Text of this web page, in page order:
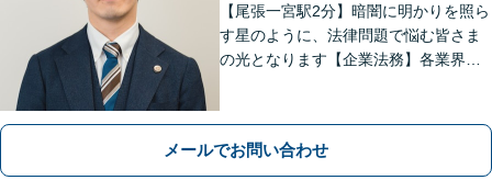
【尾張一宮駅2分】暗闇に明かりを照ら
す星のように、法律問題で悩む皆さま
の光となります【企業法務】各業界特
拠収集・協議前〜紛争段階、どのフェ
ーズにも対応【完全個室】
メールでお問い合わせ